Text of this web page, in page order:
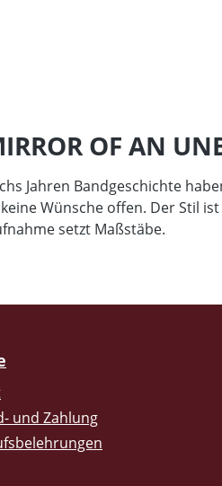
OF AN
Jahren Bandgeschichte
Wünsche offen. Der Stil
setzt Maßstäbe.
und Zahlung